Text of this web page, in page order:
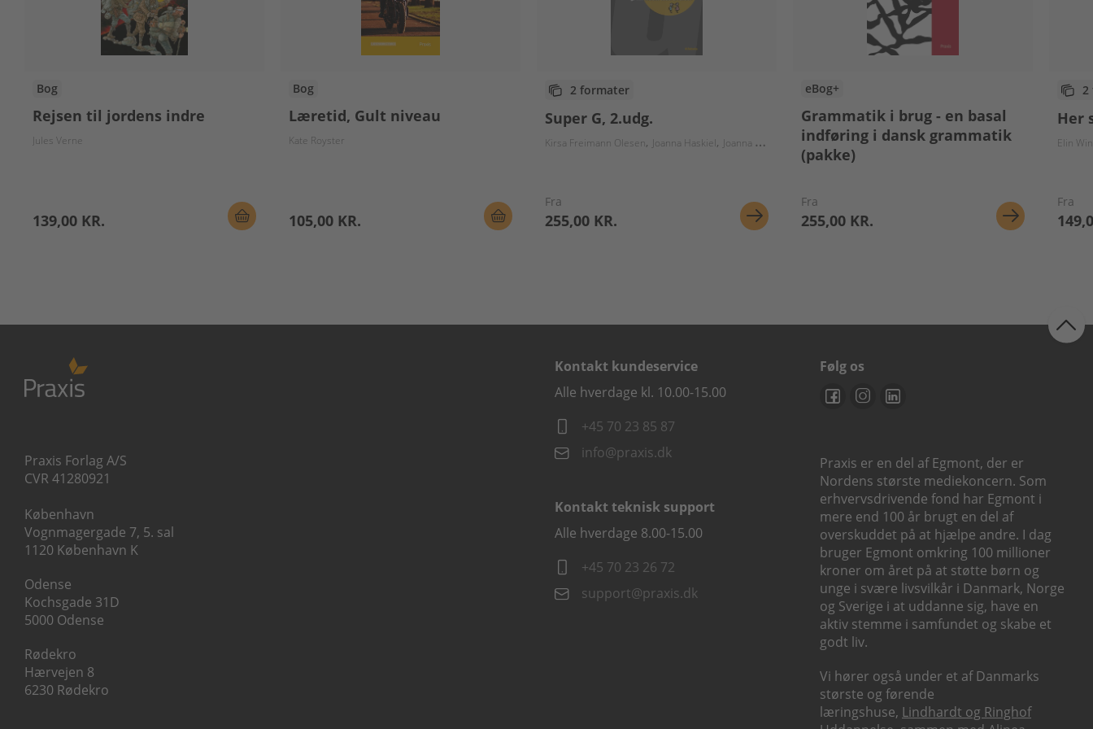
Bog
Rejsen til jordens indre
Jules Verne
139,00 KR.
Bog
Læretid, Gult niveau
Kate Royster
105,00 KR.
2 formater
Super G, 2.udg.
Kirsa Freimann Olesen Joanna Haskiel Joanna Haskiel Kirsa Freimann Olesen
Fra
255,00 KR.
eBog+
Grammatik i brug - en basal
indføring i dansk grammatik
(pakke)
Fra
255,00 KR.
2
Her
Elin
Fra
Praxis Forlag A/S
CVR 41280921
København
Vognmagergade 7, 5. sal
1120 København K
Odense
Kochsgade 31D
5000 Odense
Rødekro
Hærvejen 8
6230 Rødekro
Kontakt kundeservice
Alle hverdage kl. 10.00-15.00
+45 70 23 85 87
info@praxis.dk
Kontakt teknisk support
Alle hverdage 8.00-15.00
+45 70 23 26 72
support@praxis.dk
Følg os
Praxis er en del af Egmont, der er
Nordens største mediekoncern. Som
erhvervsdrivende fond har Egmont i
mere end 100 år brugt en del af
overskuddet på at hjælpe andre. I dag
bruger Egmont omkring 100 millioner
kroner om året på at støtte børn og
unge i svære livsvilkår i Danmark, Norge
og Sverige i at uddanne sig, have en
aktiv stemme i samfundet og skabe et
godt liv.
Vi hører også under et af Danmarks
største og førende
læringshuse, Lindhardt og Ringhof